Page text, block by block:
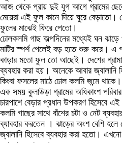
আজ থেকে প্রায় দুই যুগ আগে গ্রামের
মেয়েরা এই ফুল কানে দিয়ে ঘুরে
ফুলের মাঝেই ফিরে পেতো।
ঢোলকলমি গাছ অল্পদিনের মধ্যেই ঘন
মাটির স্পর্শ পেলেই বড় হতে শুরু করে। এ
কাড়ার মতো ফুল তো আছেই। দেশের
ব্যবহার করা হয়। অনেকে আবার জ্বালানি
কিংবা ফসলের মাঠে ঢোল কলমি জন্মে থাকে।
এক সময় কুলাউড়া গ্রামের অধিকাংশ
চারপাশে বেড়ার প্রধান উপকরণ হিসেবে
কলমি গাছের সাথে বাঁশের চটা ও নেট
ব্যাবহার করতেন । ঝাড়ের অংশ বেশি হলে
জ্বালানি হিসেবে ব্যবহার করা হতো।